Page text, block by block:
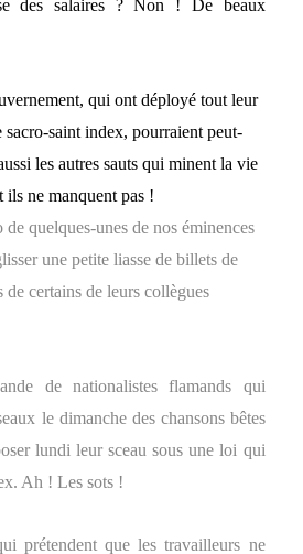
des salaires ? Non ! De beaux
qui ont déployé tout leur
sacro-saint index, pourraient peut-
les autres sauts qui minent la vie
ils ne manquent pas !
quelques-unes de nos éminences
une petite liasse de billets de
de certains de leurs collègues
de nationalistes flamands qui
le dimanche des chansons bêtes
lundi leur sceau sous une loi qui
Ah ! Les sots !
prétendent que les travailleurs ne